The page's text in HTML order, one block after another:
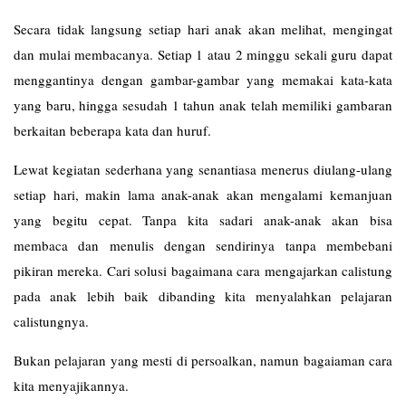
Secara tidak langsung setiap hari anak akan melihat, mengingat
dan mulai membacanya. Setiap 1 atau 2 minggu sekali guru dapat
menggantinya dengan gambar-gambar yang memakai kata-kata
yang baru, hingga sesudah 1 tahun anak telah memiliki gambaran
berkaitan beberapa kata dan huruf.
Lewat kegiatan sederhana yang senantiasa menerus diulang-ulang
setiap hari, makin lama anak-anak akan mengalami kemanjuan
yang begitu cepat. Tanpa kita sadari anak-anak akan bisa
membaca dan menulis dengan sendirinya tanpa membebani
pikiran mereka. Cari solusi bagaimana cara mengajarkan calistung
pada anak lebih baik dibanding kita menyalahkan pelajaran
calistungnya.
Bukan pelajaran yang mesti di persoalkan, namun bagaiaman cara
kita menyajikannya.